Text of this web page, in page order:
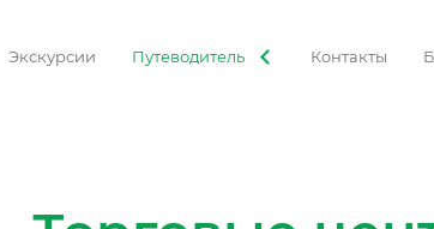
Экскурсии Путеводитель Контакты